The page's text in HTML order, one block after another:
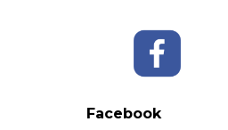
Facebook